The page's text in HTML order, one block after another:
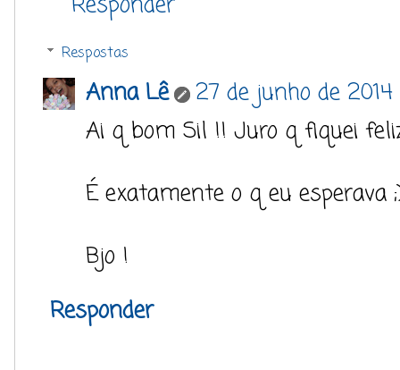
Respostas
Anna Lê
27 de junho de 2014
Ai q bom Sil !! Juro q fiquei
É exatamente o q eu esperava
Bjo !
Responder